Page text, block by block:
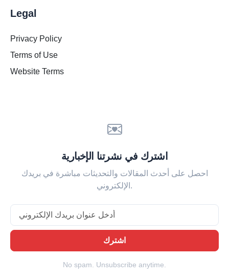
Legal
Privacy Policy
Terms of Use
Website Terms
اشترك في نشرتنا الإخبارية
احصل على أحدث المقالات والتحديثات مباشرة في بريدك
الإلكتروني.
Email
اشترك
No spam. Unsubscribe anytime.